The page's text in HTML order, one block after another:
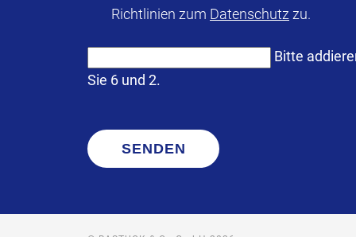
Richtlinien zum Datenschutz zu.
Bitte
Sie 6 und 2.
SENDEN